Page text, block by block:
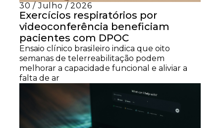
30 / Julho / 2026
Exercícios respiratórios por
videoconferência beneficiam
pacientes com DPOC
Ensaio clínico brasileiro indica que oito
semanas de telerreabilitação podem
melhorar a capacidade funcional e aliviar a
falta de ar